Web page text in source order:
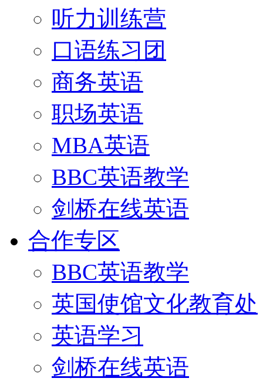
听力训练营
口语练习团
商务英语
职场英语
MBA英语
BBC英语教学
剑桥在线英语
合作专区
BBC英语教学
英国使馆文化教育处
英语学习
剑桥在线英语